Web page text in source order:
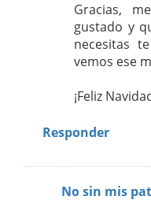
Gracias,
gustado y
necesitas
vemos ese
¡Feliz
Responder
No sin mis